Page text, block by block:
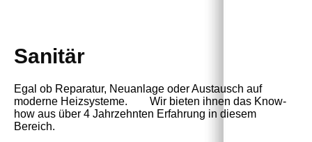
Sanitär
Egal ob Reparatur, Neuanlage oder Austausch auf
moderne Heizsysteme. Wir bieten ihnen das Know-
how aus über 4 Jahrzehnten Erfahrung in diesem
Bereich.